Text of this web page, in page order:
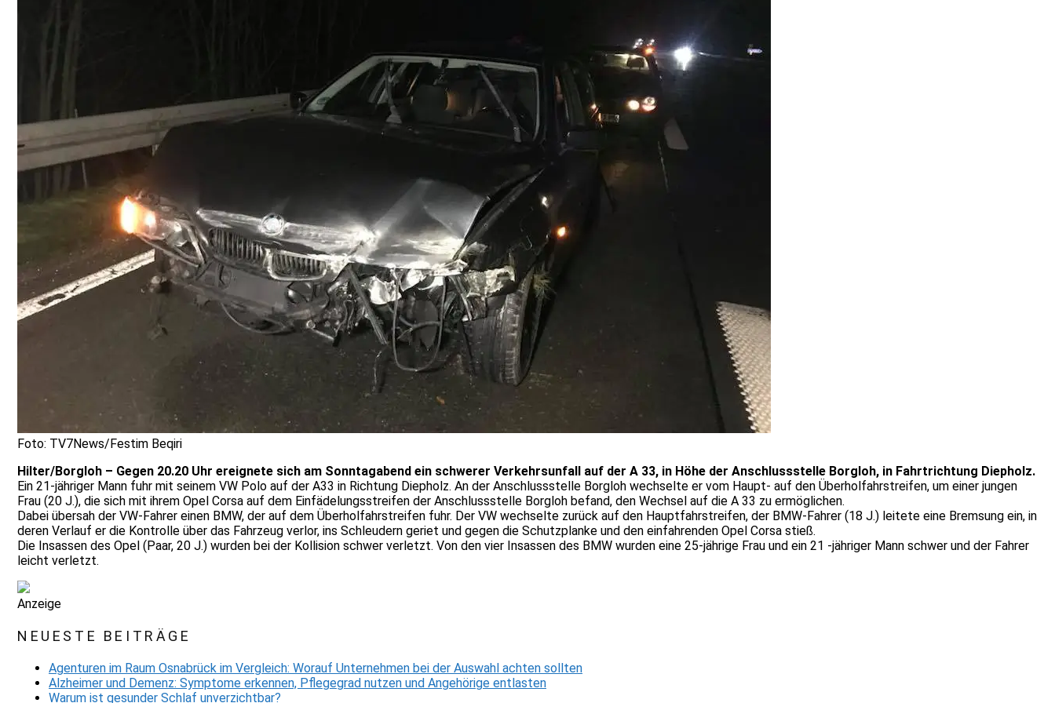
Foto: TV7News/Festim Beqiri
Hilter/Borgloh – Gegen 20.20 Uhr ereignete sich am Sonntagabend ein schwerer Verkehrsunfall auf der A 33, in Höhe der Anschlussstelle Borgloh, in Fahrtrichtung Diepholz.
Ein 21-jähriger Mann fuhr mit seinem VW Polo auf der A33 in Richtung Diepholz. An der Anschlussstelle Borgloh wechselte er vom Haupt- auf den Überholfahrstreifen, um einer jungen
Frau (20 J.), die sich mit ihrem Opel Corsa auf dem Einfädelungsstreifen der Anschlussstelle Borgloh befand, den Wechsel auf die A 33 zu ermöglichen.
Dabei übersah der VW-Fahrer einen BMW, der auf dem Überholfahrstreifen fuhr. Der VW wechselte zurück auf den Hauptfahrstreifen, der BMW-Fahrer (18 J.) leitete eine Bremsung ein, in
deren Verlauf er die Kontrolle über das Fahrzeug verlor, ins Schleudern geriet und gegen die Schutzplanke und den einfahrenden Opel Corsa stieß.
Die Insassen des Opel (Paar, 20 J.) wurden bei der Kollision schwer verletzt. Von den vier Insassen des BMW wurden eine 25-jährige Frau und ein 21 -jähriger Mann schwer und der Fahrer
leicht verletzt.
Anzeige
NEUESTE BEITRÄGE
Agenturen im Raum Osnabrück im Vergleich: Worauf Unternehmen bei der Auswahl achten sollten
Alzheimer und Demenz: Symptome erkennen, Pflegegrad nutzen und Angehörige entlasten
Warum ist gesunder Schlaf unverzichtbar?